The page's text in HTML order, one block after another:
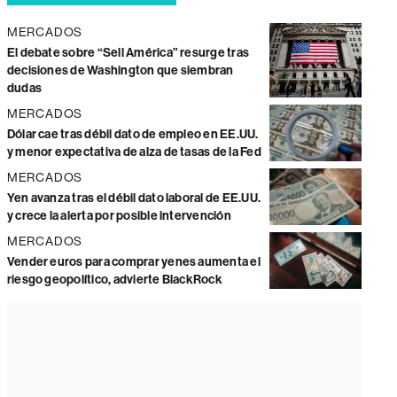
MERCADOS
El debate sobre “Sell América” resurge tras
decisiones de Washington que siembran
dudas
MERCADOS
Dólar cae tras débil dato de empleo en EE.UU.
y menor expectativa de alza de tasas de la Fed
MERCADOS
Yen avanza tras el débil dato laboral de EE.UU.
y crece la alerta por posible intervención
MERCADOS
Vender euros para comprar yenes aumenta el
riesgo geopolítico, advierte BlackRock